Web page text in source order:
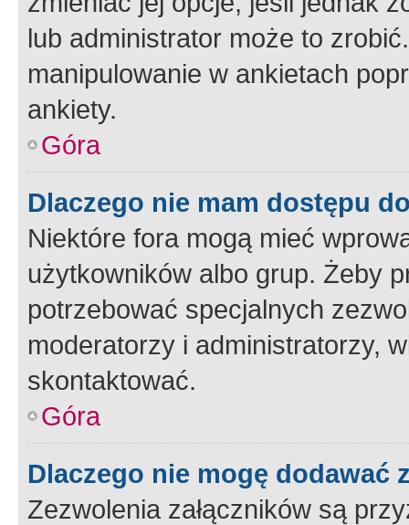
lub administrator może to
manipulowanie w ankietach
ankiety.
Góra
Dlaczego nie mam dostępu
Niektóre fora mogą mieć
użytkowników albo grup. Żeby
potrzebować specjalnych
moderatorzy i administratorzy,
skontaktować.
Góra
Dlaczego nie mogę dodawać
Zezwolenia załączników są